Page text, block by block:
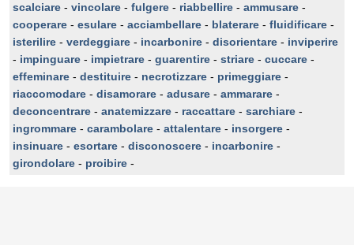
scalciare - vincolare - fulgere - riabbellire - ammusare -
cooperare - esulare - acciambellare - blaterare - fluidificare -
isterilire - verdeggiare - incarbonire - disorientare - inviperire
- impinguare - impietrare - guarentire - striare - cuccare -
effeminare - destituire - necrotizzare - primeggiare -
riaccomodare - disamorare - adusare - ammarare -
deconcentrare - anatemizzare - raccattare - sarchiare -
ingrommare - carambolare - attalentare - insorgere -
insinuare - esortare - disconoscere - incarbonire -
girondolare - proibire -